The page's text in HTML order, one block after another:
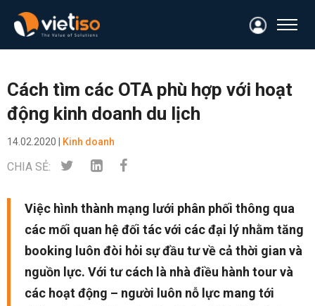
Cách tìm các OTA phù hợp với hoạt
động kinh doanh du lịch
14.02.2020 | Kinh doanh
CHIA SẺ:
Việc hình thành mạng lưới phân phối thông qua
các mối quan hệ đối tác với các đại lý nhằm tăng
booking luôn đòi hỏi sự đầu tư về cả thời gian và
nguồn lực. Với tư cách là nhà điều hành tour và
các hoạt động – người luôn nỗ lực mang tới